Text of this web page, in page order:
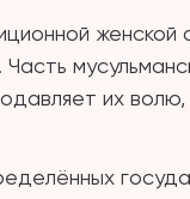
Часть
их